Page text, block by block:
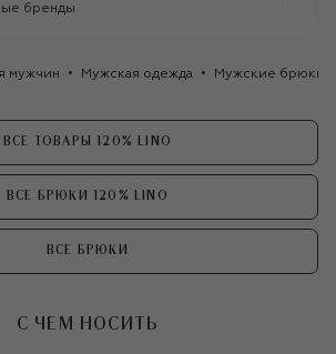
бренды
мужчин Мужская одежда Мужские брюки
ВСЕ ТОВАРЫ 120% LINO
ВСЕ БРЮКИ 120% LINO
ВСЕ БРЮКИ
С ЧЕМ НОСИТЬ